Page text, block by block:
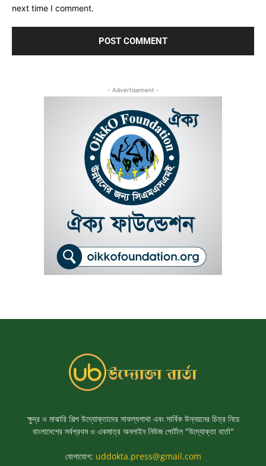
next time I comment.
- Advertisement -
ক্ষুদ্র ও মাঝারি শিল্প উদ্যোক্তাদের সাফল্যগাথা এবং সার্বিক উন্নয়নের চিত্র নিয়ে
বাংলাদেশের সর্বপ্রথম ও একমাত্র অনলাইন নিউজ পোর্টাল "উদ্যোক্তা বার্তা"
যোগাযোগ: uddokta.press@gmail.com